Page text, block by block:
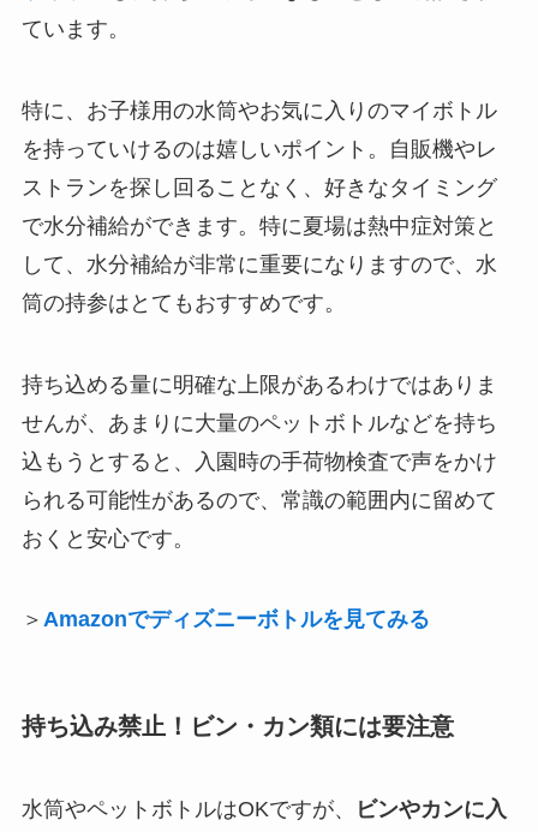
ています。
特に、お子様用の水筒やお気に入りのマイボトル
を持っていけるのは嬉しいポイント。自販機やレ
ストランを探し回ることなく、好きなタイミング
で水分補給ができます。特に夏場は熱中症対策と
して、水分補給が非常に重要になりますので、水
筒の持参はとてもおすすめです。
持ち込める量に明確な上限があるわけではありま
せんが、あまりに大量のペットボトルなどを持ち
込もうとすると、入園時の手荷物検査で声をかけ
られる可能性があるので、常識の範囲内に留めて
おくと安心です。
＞ Amazonでディズニーボトルを見てみる
持ち込み禁止！ビン・カン類には要注意
水筒やペットボトルはOKですが、
ビンやカンに入